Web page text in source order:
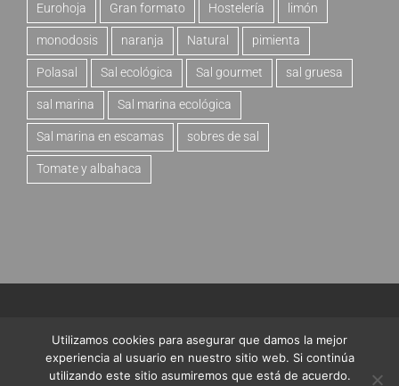
Eurohoja Gran formato Hostelería limón
monodosis naranja Natural pimienta
Polasal Sal ecológica Sal gourmet sal gruesa
sal marina Sal marina ecológica
Sal marina en escamas sobres de sal
Tomate y albahaca
© Copyright 2017 -2026 | TiendaBras del Port| Todos los
derechos reservados.
Utilizamos cookies para asegurar que damos la mejor
experiencia al usuario en nuestro sitio web. Si continúa
utilizando este sitio asumiremos que está de acuerdo.